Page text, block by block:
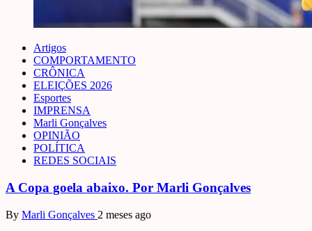
Artigos
COMPORTAMENTO
CRÔNICA
ELEIÇÕES 2026
Esportes
IMPRENSA
Marli Gonçalves
OPINIÃO
POLÍTICA
REDES SOCIAIS
A Copa goela abaixo. Por Marli Gonçalves
By Marli Gonçalves 2 meses ago